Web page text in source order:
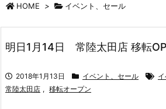
HOME > イベント、セール
明日1月14日 常陸太田店 移転
2018年1月13日 イベント、セール
常陸太田店 , 移転オープン